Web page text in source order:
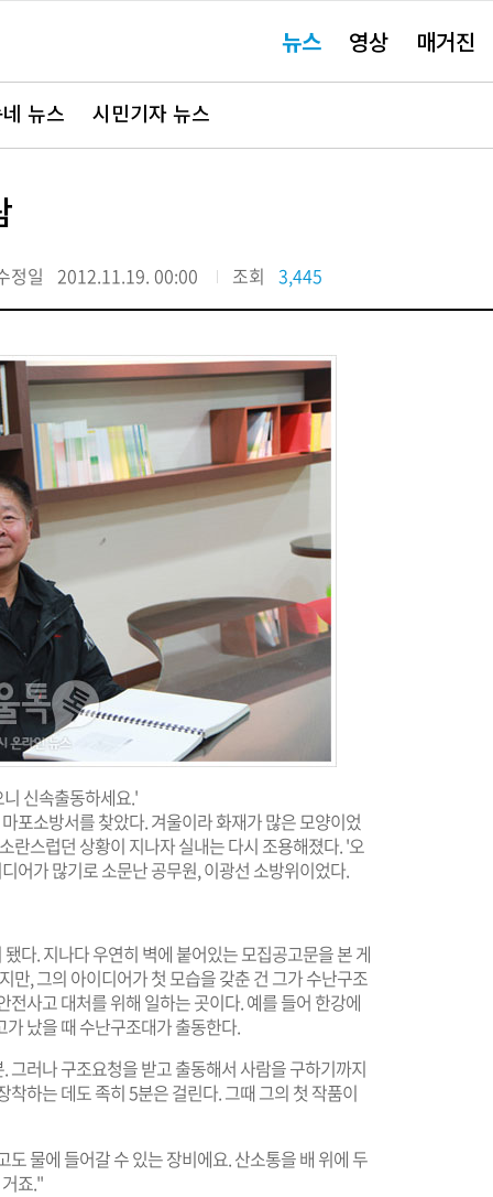
요뉴스 영상 매거진
뉴스 시민기자 뉴스
정일 2012.11.19. 00:00 조회 3,445
신속출동하세요.'
포소방서를 찾았다. 겨울이라 화재가 많은 모양이었
란스럽던 상황이 지나자 실내는 다시 조용해졌다. '오
어가 많기로 소문난 공무원, 이광선 소방위이었다.
다. 지나다 우연히 벽에 붙어있는 모집공고문을 본 게
만, 그의 아이디어가 첫 모습을 갖춘 건 그가 수난구조
사고 대처를 위해 일하는 곳이다. 예를 들어 한강에
났을 때 수난구조대가 출동한다.
그러나 구조요청을 받고 출동해서 사람을 구하기까지
하는 데도 족히 5분은 걸린다. 그때 그의 첫 작품이
물에 들어갈 수 있는 장비에요. 산소통을 배 위에 두
죠."